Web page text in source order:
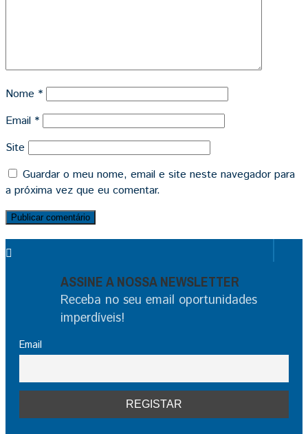
Nome *
Email *
Site
Guardar o meu nome, email e site neste navegador para
a próxima vez que eu comentar.
ASSINE A NOSSA NEWSLETTER
Receba no seu email oportunidades
imperdíveis!
Email